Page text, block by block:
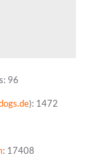
96
): 1472
: 17408